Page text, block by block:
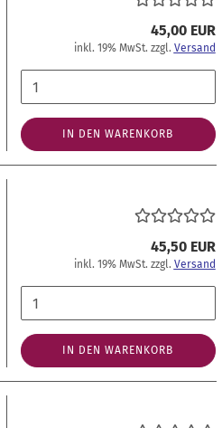
45,00 EUR
inkl. 19% MwSt. zzgl. Versand
IN DEN WARENKORB
45,50 EUR
inkl. 19% MwSt. zzgl. Versand
IN DEN WARENKORB